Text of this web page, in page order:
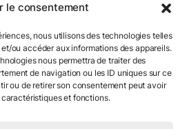
le consentement
nous utilisons des technologies telles
ou accéder aux informations des appareils.
nous permettra de traiter des
de navigation ou les ID uniques sur ce
ou de retirer son consentement peut avoir
et fonctions.